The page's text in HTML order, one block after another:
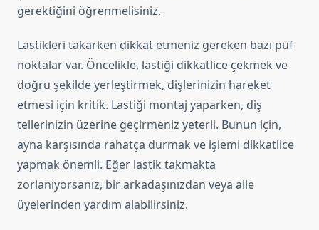
gerektiğini öğrenmelisiniz.
Lastikleri takarken dikkat etmeniz gereken bazı püf
noktalar var. Öncelikle, lastiği dikkatlice çekmek ve
doğru şekilde yerleştirmek, dişlerinizin hareket
etmesi için kritik. Lastiği montaj yaparken, diş
tellerinizin üzerine geçirmeniz yeterli. Bunun için,
ayna karşısında rahatça durmak ve işlemi dikkatlice
yapmak önemli. Eğer lastik takmakta
zorlanıyorsanız, bir arkadaşınızdan veya aile
üyelerinden yardım alabilirsiniz.